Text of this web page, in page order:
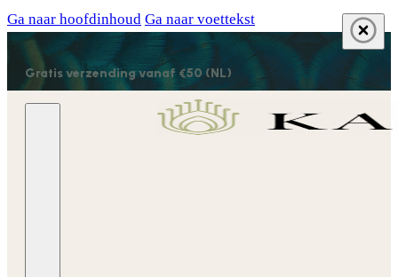
Ga naar hoofdinhoud Ga naar voettekst
Gratis verzending vanaf €50 (NL)